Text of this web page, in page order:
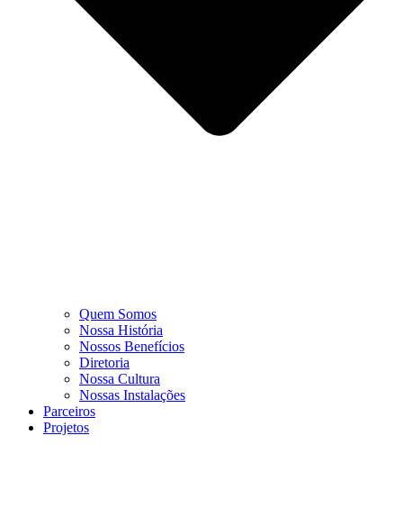
Quem Somos
Nossa História
Nossos Benefícios
Diretoria
Nossa Cultura
Nossas Instalações
Parceiros
Projetos